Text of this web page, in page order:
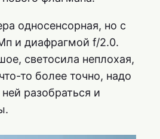
односенсорная, но с
и диафрагмой f/2.0.
светосила неплохая,
то более точно, надо
разобраться и